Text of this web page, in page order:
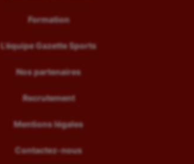
Formation
L’équipe Gazette Sports
Nos partenaires
Recrutement
Mentions légales
Contactez-nous